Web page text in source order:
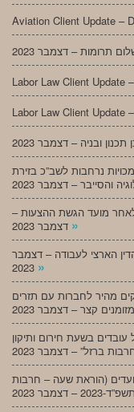
Aviation Client Update –
Labor Law Client Update
Labor Law Client Update
נרחבות לשב”כ בזירת
לאחר מועד הגשת ההצעות –
»
הארצי לעבודה – דצמבר
»
מהיר לחברות עם תזרים
מס’ 5 לחוק הגנה על עובדים בשעת חירום ותיקון
(הוראת שעה – חרבות